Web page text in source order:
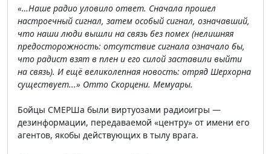
«…Наше радио уловило ответ. Сначала прошел
настроечный сигнал, затем особый сигнал, означавший,
что наши люди вышли на связь без помех (нелишняя
предосторожность: отсутствие сигнала означало бы,
что радист взят в плен и его силой заставили выйти
на связь). И ещё великолепная новость: отряд Шерхорна
существует...» Отто Скорцени. Мемуары.
Бойцы СМЕРШа были виртуозами радиоигры —
дезинформации, передаваемой «центру» от имени его
агентов, якобы действующих в тылу врага.